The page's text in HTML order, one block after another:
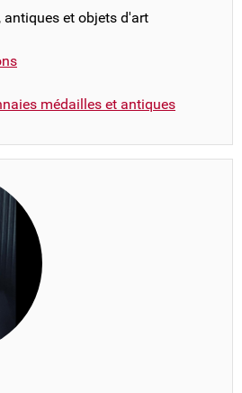
antiques et objets d'art
médailles et antiques